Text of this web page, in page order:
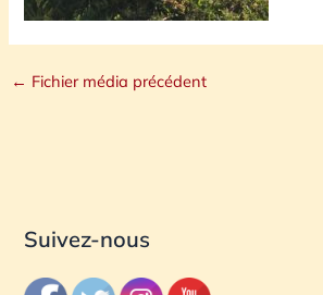
← Fichier média précédent
Suivez-nous